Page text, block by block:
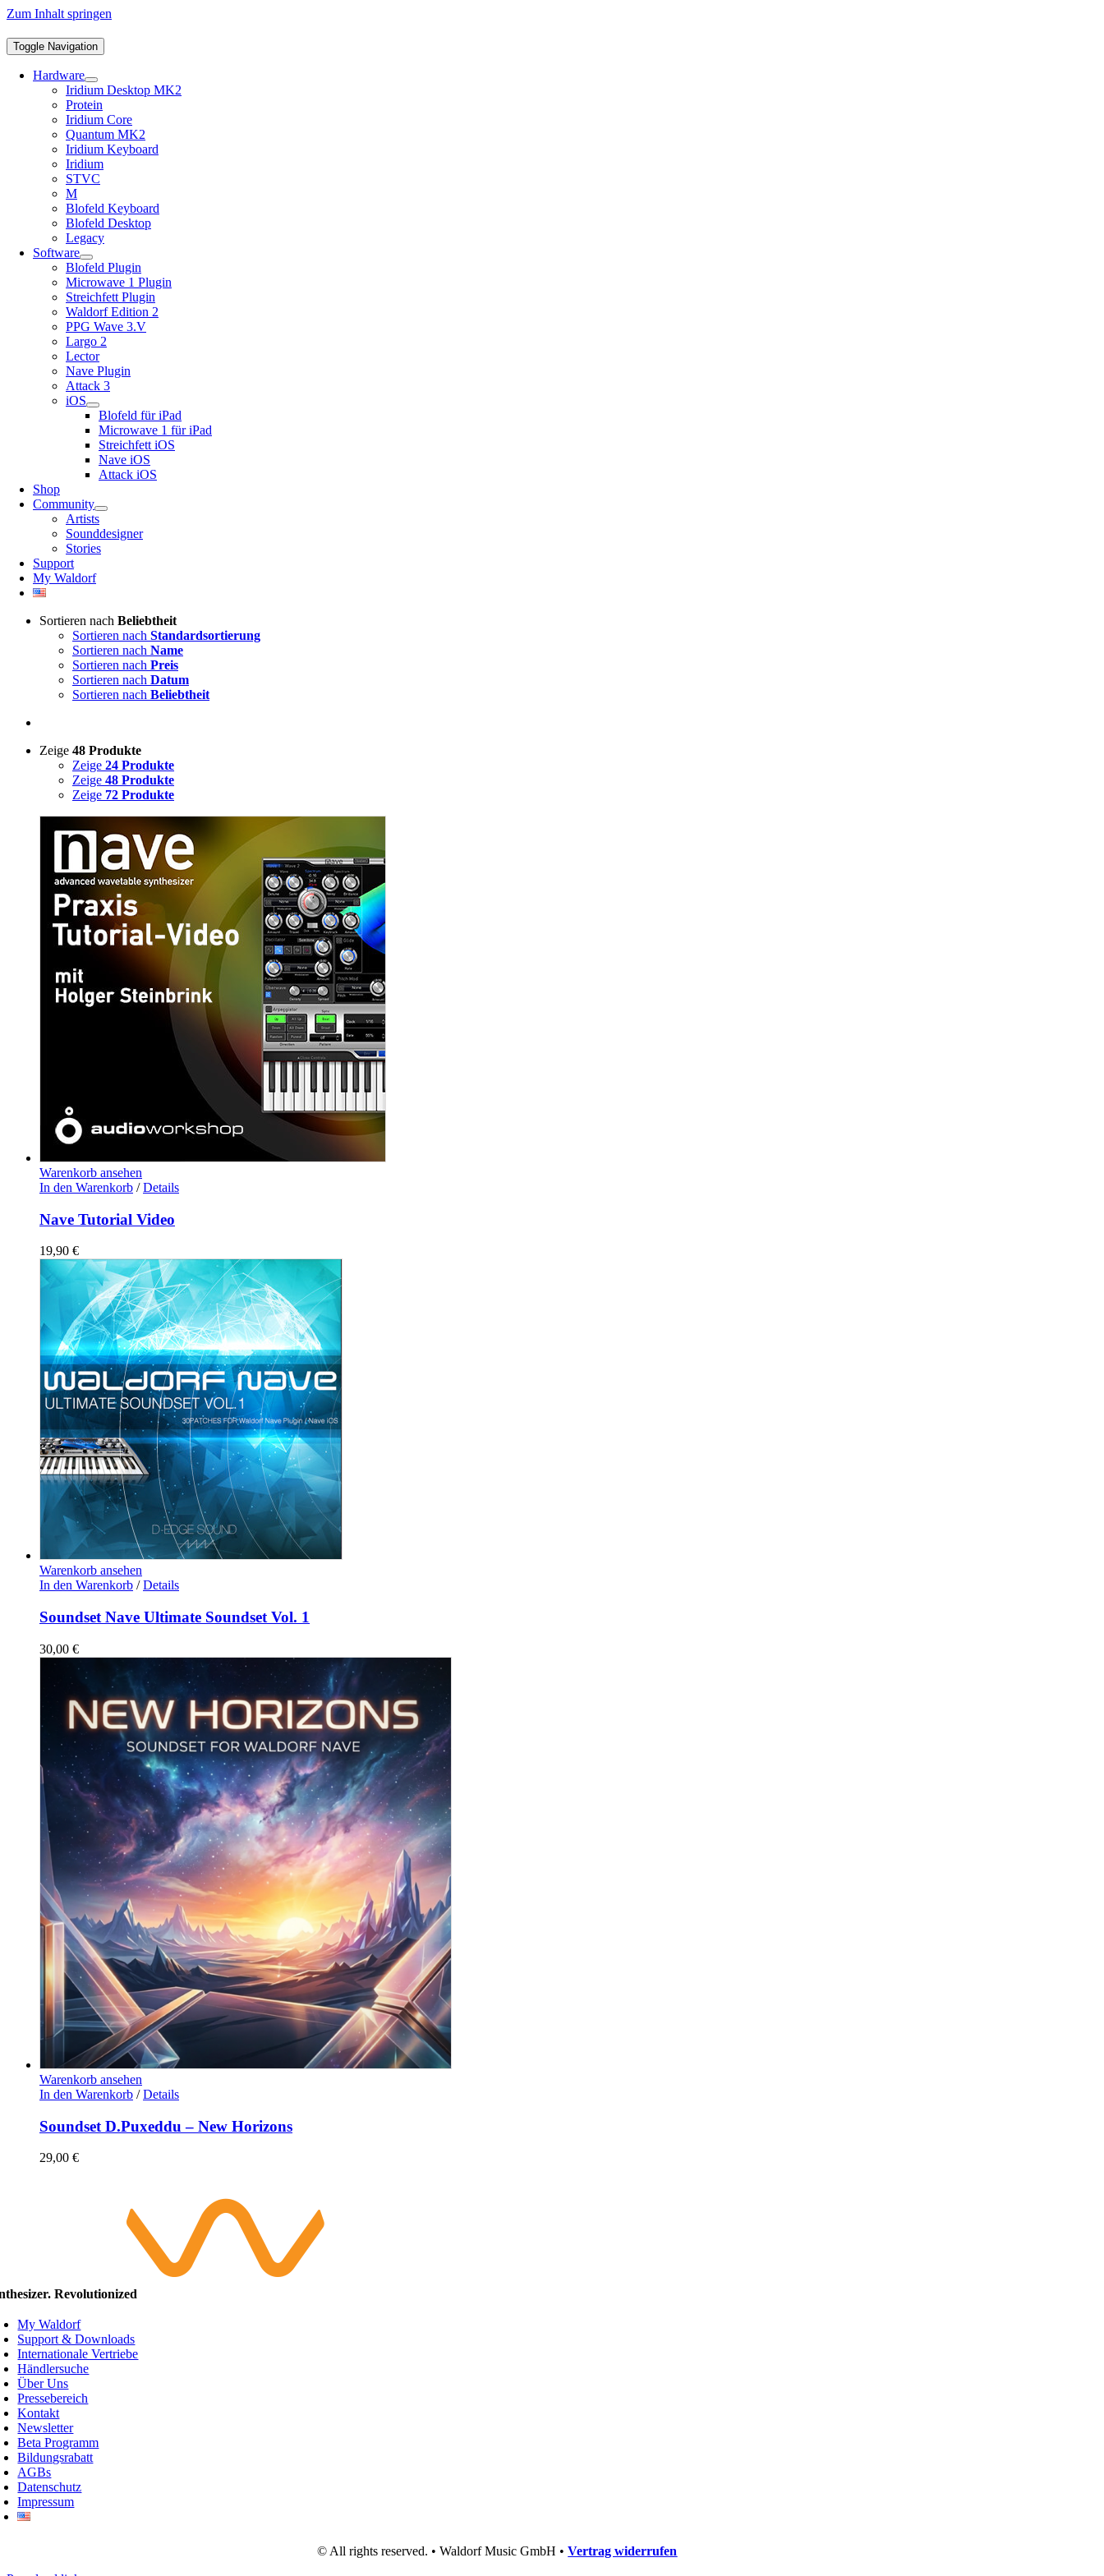
Zum Inhalt springen
Toggle Navigation
Hardware
Iridium Desktop MK2
Protein
Iridium Core
Quantum MK2
Iridium Keyboard
Iridium
STVC
M
Blofeld Keyboard
Blofeld Desktop
Legacy
Software
Blofeld Plugin
Microwave 1 Plugin
Streichfett Plugin
Waldorf Edition 2
PPG Wave 3.V
Largo 2
Lector
Nave Plugin
Attack 3
iOS
Blofeld für iPad
Microwave 1 für iPad
Streichfett iOS
Nave iOS
Attack iOS
Shop
Community
Artists
Sounddesigner
Stories
Support
My Waldorf
Sortieren nach Beliebtheit
Sortieren nach Standardsortierung
Sortieren nach Name
Sortieren nach Preis
Sortieren nach Datum
Sortieren nach Beliebtheit
Zeige 48 Produkte
Zeige 24 Produkte
Zeige 48 Produkte
Zeige 72 Produkte
Warenkorb ansehen
In den Warenkorb / Details
Nave Tutorial Video
19,90 €
Warenkorb ansehen
In den Warenkorb / Details
Soundset Nave Ultimate Soundset Vol. 1
30,00 €
Warenkorb ansehen
In den Warenkorb / Details
Soundset D.Puxeddu – New Horizons
29,00 €
Revolutionized
My Waldorf
Support & Downloads
Internationale Vertriebe
Händlersuche
Über Uns
Pressebereich
Kontakt
Newsletter
Beta Programm
Bildungsrabatt
AGBs
Datenschutz
Impressum
© All rights reserved. • Waldorf Music GmbH •Vertrag widerrufen